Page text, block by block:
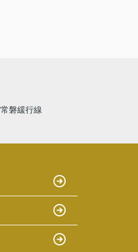
常磐緩行線